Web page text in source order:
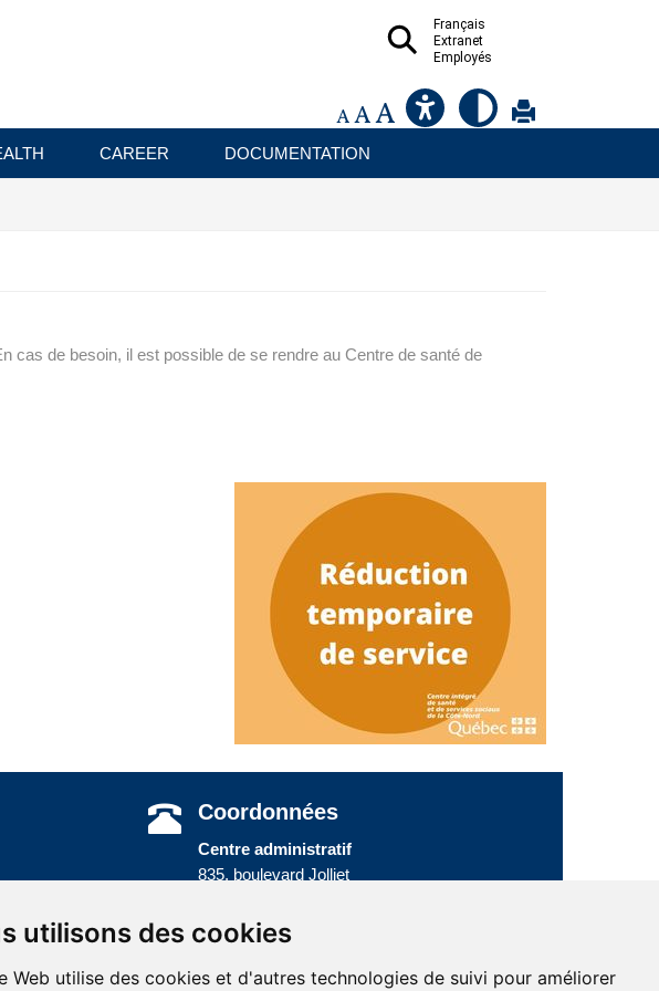
utilisons des cookies
Web utilise des cookies et d'autres technologies de suivi pour améliorer
Français
Extranet
Employés
CAREER DOCUMENTATION
cas de besoin, il est possible de se rendre au Centre de santé de
Coordonnées
Centre administratif
835, boulevard Jolliet
Téléphone :418 589-9845